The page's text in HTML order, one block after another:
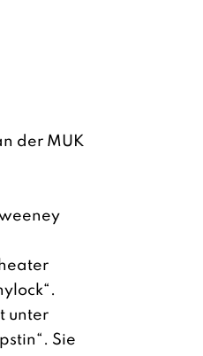
der MUK
unter
Sie